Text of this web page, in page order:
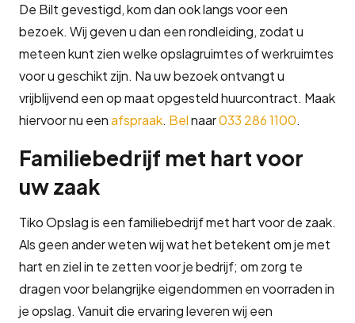
De Bilt gevestigd, kom dan ook langs voor een
bezoek. Wij geven u dan een rondleiding, zodat u
meteen kunt zien welke opslagruimtes of werkruimtes
voor u geschikt zijn. Na uw bezoek ontvangt u
vrijblijvend een op maat opgesteld huurcontract. Maak
hiervoor nu eenafspraak. Belnaar033 286 1100.
Familiebedrijf met hart voor
uw zaak
Tiko Opslag is een familiebedrijf met hart voor de zaak.
Als geen ander weten wij wat het betekent om je met
hart en ziel in te zetten voor je bedrijf; om zorg te
dragen voor belangrijke eigendommen en voorraden in
je opslag. Vanuit die ervaring leveren wij een